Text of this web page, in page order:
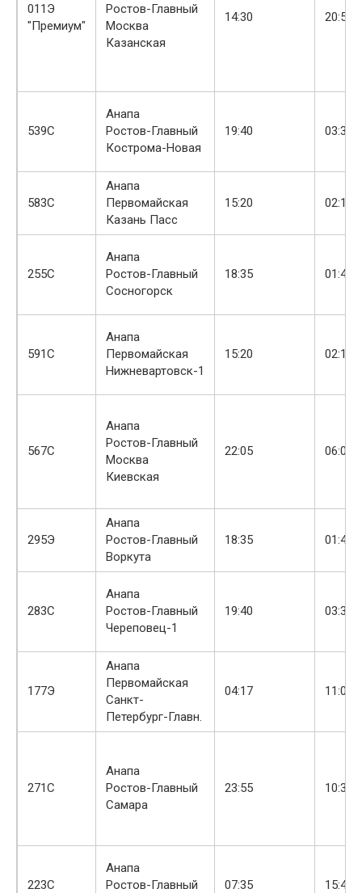
011Э
"Премиум"
Ростов-Главный
Москва
Казанская
14:30 20:57
539С
Анапа
Ростов-Главный
Кострома-Новая
19:40 03:33
583С
Анапа
Первомайская
Казань Пасс
15:20 02:15
255С
Анапа
Ростов-Главный
Сосногорск
18:35 01:41
591С
Анапа
Первомайская
Нижневартовск-1
15:20 02:15
567С
Анапа
Ростов-Главный
Москва
Киевская
22:05 06:02
295Э
Анапа
Ростов-Главный
Воркута
18:35 01:41
283С
Анапа
Ростов-Главный
Череповец-1
19:40 03:33
177Э
Анапа
Первомайская
Санкт-
Петербург-Главн.
04:17 11:00
271С
Анапа
Ростов-Главный
Самара
23:55 10:38
223С
Анапа
Ростов-Главный
07:35 15:43